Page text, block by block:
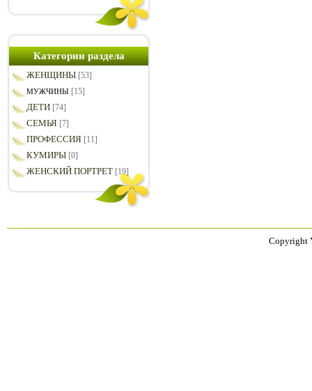
Категории раздела
ЖЕНЩИНЫ [53]
МУЖЧИНЫ [15]
ДЕТИ [74]
СЕМЬЯ [7]
ПРОФЕССИЯ [11]
КУМИРЫ [0]
ЖЕНСКИЙ ПОРТРЕТ [19]
Copyright